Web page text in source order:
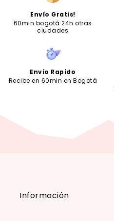
Envío Gratis!
60min bogotá 24h otras
ciudades
Envío Rapido
Recibe en 60min en Bogotá
Información